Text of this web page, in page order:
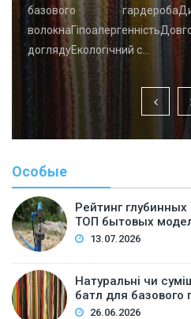
базового
доглядуЕкологічний с…
Особые
Рейтинг
ТОП бытовых
13.07.2026
Натуральні чи
батл для базового
26.06.2026